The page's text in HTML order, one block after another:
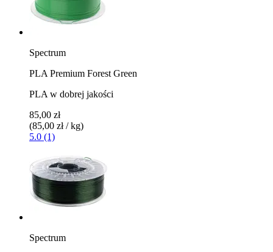
Spectrum
PLA Premium Forest Green
PLA w dobrej jakości
85,00 zł
(85,00 zł / kg)
5.0 (1)
Spectrum